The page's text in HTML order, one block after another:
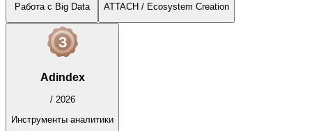
Работа с Big Data
ATTACH / Ecosystem Creation
Adindex
/ 2026
Инструменты аналитики